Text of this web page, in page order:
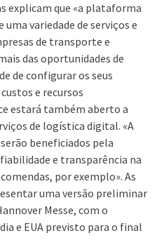
explicam que «a plataforma
variedade de serviços e
de transporte e
das oportunidades de
de configurar os seus
e recursos
estará também aberto a
de logística digital. «A
beneficiados pela
e transparência na
por exemplo». As
uma versão preliminar
Messe, com o
e EUA previsto para o final